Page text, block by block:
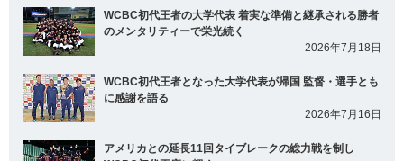
WCBC初代王者の大学代表 着実な準備と継承される勝者
のメンタリティーで栄光続く
2026年7月18日
WCBC初代王者となった大学代表が帰国 監督・選手とも
に感謝を語る
2026年7月16日
アメリカとの延長11回タイブレークの総力戦を制し